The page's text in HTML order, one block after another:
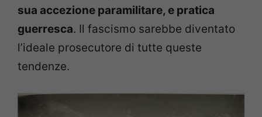
sua accezione paramilitare, e pratica
guerresca. Il fascismo sarebbe diventato
l’ideale prosecutore di tutte queste
tendenze.